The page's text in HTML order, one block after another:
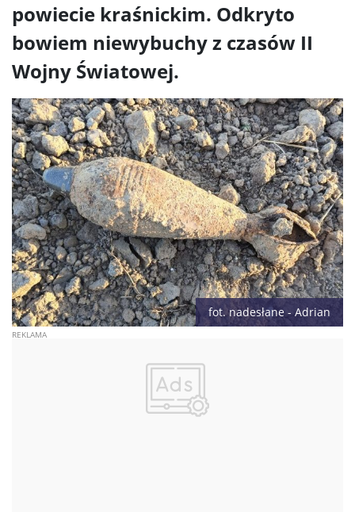
powiecie kraśnickim. Odkryto
bowiem niewybuchy z czasów II
Wojny Światowej.
fot. nadesłane - Adrian